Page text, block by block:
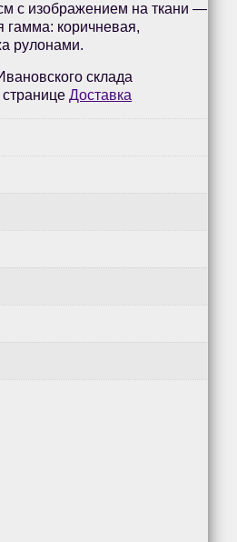
с изображением на ткани —
гамма: коричневая,
рулонами.
склада
страницеДоставка